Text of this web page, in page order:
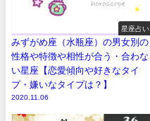
星座占い
みずがめ座（水瓶座）の男女別の
性格や特徴や相性が合う・合わな
い星座【恋愛傾向や好きなタイ
プ・嫌いなタイプは？】
2020.11.06